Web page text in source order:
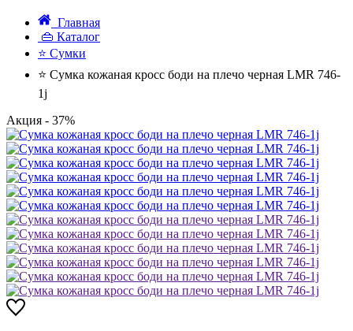
Главная
👜 Каталог
⭐ Сумки
⭐ Сумка кожаная кросс боди на плечо черная LMR 746-
1j
Акция - 37%